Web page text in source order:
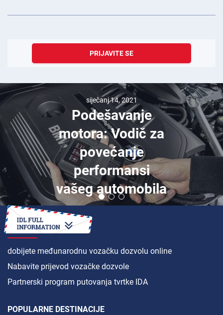
PRIJAVITE SE
siječanj 14, 2021
Podešavanje
motora: Vodič za
povećanje
performansi
vašeg automobila
KAKO DA
dobijete međunarodnu vozačku dozvolu online
Nabavite prijevod vozačke dozvole
Partnerski program putovanja tvrtke IDA
POPULARNE DESTINACIJE